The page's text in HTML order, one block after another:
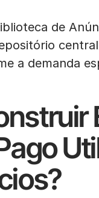
de
a demanda